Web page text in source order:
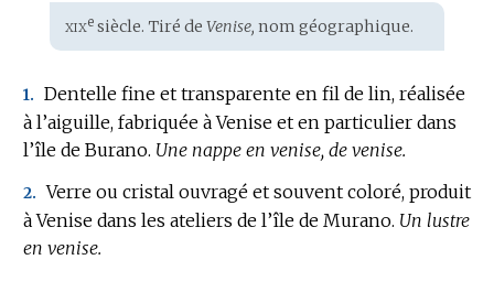
Étymologie
:
xixesiècle. Tiré de Venise, nom géographique.
1. Dentelle fine et transparente en fil de lin, réalisée
à l’aiguille, fabriquée à Venise et en particulier dans
l’île de Burano. Une nappe en venise, de venise.
2. Verre ou cristal ouvragé et souvent coloré, produit
à Venise dans les ateliers de l’île de Murano. Un lustre
en venise.